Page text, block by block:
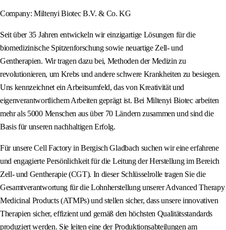
Company: Miltenyi Biotec B.V. & Co. KG
Seit über 35 Jahren entwickeln wir einzigartige Lösungen für die
biomedizinische Spitzenforschung sowie neuartige Zell- und
Gentherapien. Wir tragen dazu bei, Methoden der Medizin zu
revolutionieren, um Krebs und andere schwere Krankheiten zu besiegen.
Uns kennzeichnet ein Arbeitsumfeld, das von Kreativität und
eigenverantwortlichem Arbeiten geprägt ist. Bei Miltenyi Biotec arbeiten
mehr als 5000 Menschen aus über 70 Ländern zusammen und sind die
Basis für unseren nachhaltigen Erfolg.
Für unsere Cell Factory in Bergisch Gladbach suchen wir eine erfahrene
und engagierte Persönlichkeit für die Leitung der Herstellung im Bereich
Zell- und Gentherapie (CGT). In dieser Schlüsselrolle tragen Sie die
Gesamtverantwortung für die Lohnherstellung unserer Advanced Therapy
Medicinal Products (ATMPs) und stellen sicher, dass unsere innovativen
Therapien sicher, effizient und gemäß den höchsten Qualitätsstandards
produziert werden. Sie leiten eine der Produktionsabteilungen am